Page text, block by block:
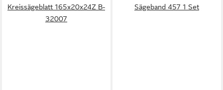
Kreissägeblatt 165x20x24Z B-
32007
Sägeband 457 1 Set